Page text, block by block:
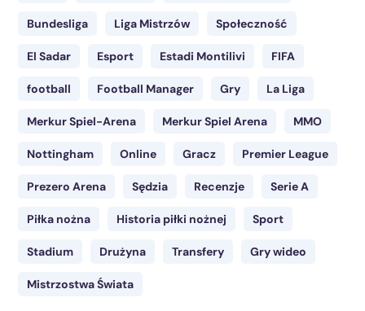
Bundesliga Liga Mistrzów Społeczność
El Sadar Esport Estadi Montilivi FIFA
football Football Manager Gry La Liga
Merkur Spiel-Arena Merkur Spiel Arena MMO
Nottingham Online Gracz Premier League
Prezero Arena Sędzia Recenzje Serie A
Piłka nożna Historia piłki nożnej Sport
Stadium Drużyna Transfery Gry wideo
Mistrzostwa Świata